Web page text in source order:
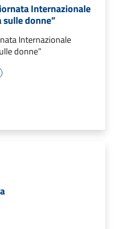
Internazionale
donne”
Internazionale
donne”